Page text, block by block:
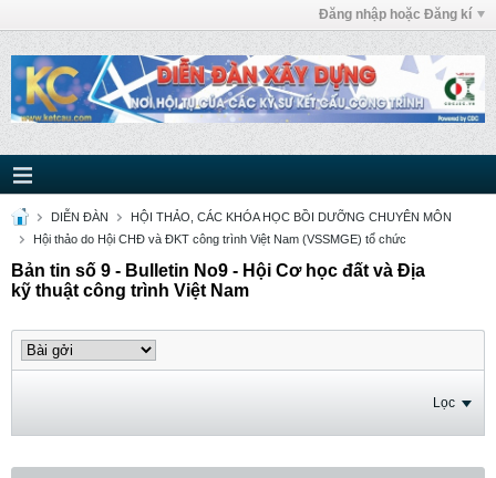
Đăng nhập hoặc Đăng kí
DIỄN ĐÀN
HỘI THẢO, CÁC KHÓA HỌC BỒI DƯỠNG CHUYÊN MÔN
Hội thảo do Hội CHĐ và ĐKT công trình Việt Nam (VSSMGE) tổ chức
Bản tin số 9 - Bulletin No9 - Hội Cơ học đất và Địa
kỹ thuật công trình Việt Nam
Lọc